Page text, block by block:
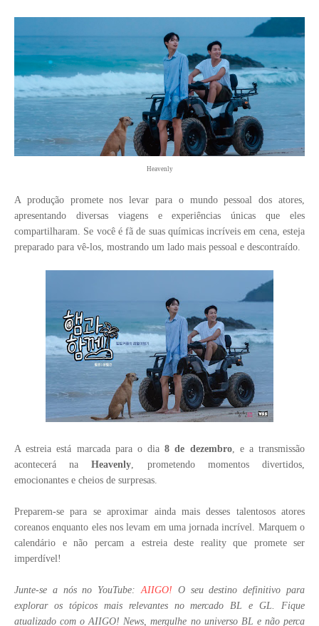
Heavenly
A produção promete nos levar para o mundo pessoal dos atores,
apresentando diversas viagens e experiências únicas que eles
compartilharam. Se você é fã de suas químicas incríveis em cena, esteja
preparado para vê-los, mostrando um lado mais pessoal e descontraído.
A estreia está marcada para o dia8 de dezembro, e a transmissão
acontecerá naHeavenly, prometendo momentos divertidos,
emocionantes e cheios de surpresas.
Preparem-se para se aproximar ainda mais desses talentosos atores
coreanos enquanto eles nos levam em uma jornada incrível. Marquem o
calendário e não percam a estreia deste reality que promete ser
imperdível!
Junte-se a nós no YouTube:AIIGO! O seu destino definitivo para
explorar os tópicos mais relevantes no mercado BL e GL. Fique
atualizado com o AIIGO! News, mergulhe no universo BL e não perca